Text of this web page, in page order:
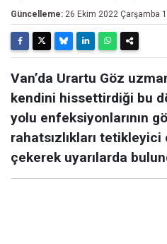
Güncelleme: 26 Ekim 2022 Çarşamba
Van’da Urartu Göz
kendini hissettirdiği bu
yolu enfeksiyonlarının
rahatsızlıkları
çekerek uyarılarda